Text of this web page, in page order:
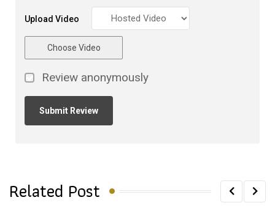
Upload Video
Choose Video
Review anonymously
Related Post